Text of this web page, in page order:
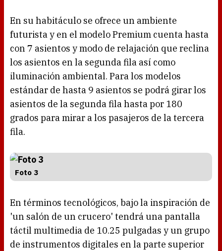
En su habitáculo se ofrece un ambiente
futurista y en el modelo Premium cuenta hasta
con 7 asientos y modo de relajación que reclina
los asientos en la segunda fila así como
iluminación ambiental. Para los modelos
estándar de hasta 9 asientos se podrá girar los
asientos de la segunda fila hasta por 180
grados para mirar a los pasajeros de la tercera
fila.
Foto 3
En términos tecnológicos, bajo la inspiración de
'un salón de un crucero' tendrá una pantalla
táctil multimedia de 10.25 pulgadas y un grupo
de instrumentos digitales en la parte superior